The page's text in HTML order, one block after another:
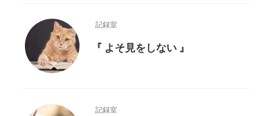
記録室
『 よそ見をしない 』
記録室